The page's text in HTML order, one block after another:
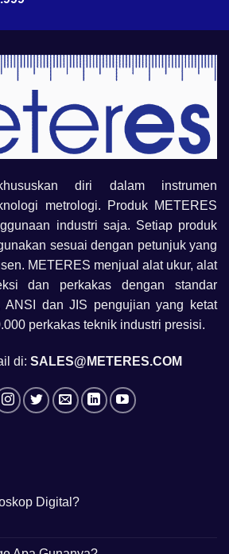
diri dalam instrumen
metrologi. Produk METERES
industri saja. Setiap produk
sesuai dengan petunjuk yang
METERES menjual alat ukur, alat
dan perkakas dengan standar
ANSI dan JIS pengujian yang ketat
perkakas teknik industri presisi.
di: SALES@METERES.COM
Digital?